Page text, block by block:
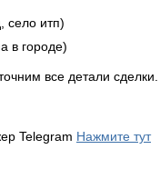
село итп)
в городе)
все детали сделки.
Telegram Нажмите тут